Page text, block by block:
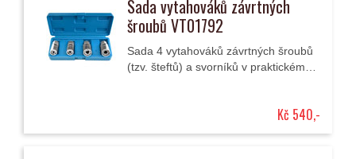
Sada vytahováků závrtných
šroubů VT01792
Sada 4 vytahováků závrtných šroubů
(tzv. šteftů) a svorníků v praktickém
Kč 540,-